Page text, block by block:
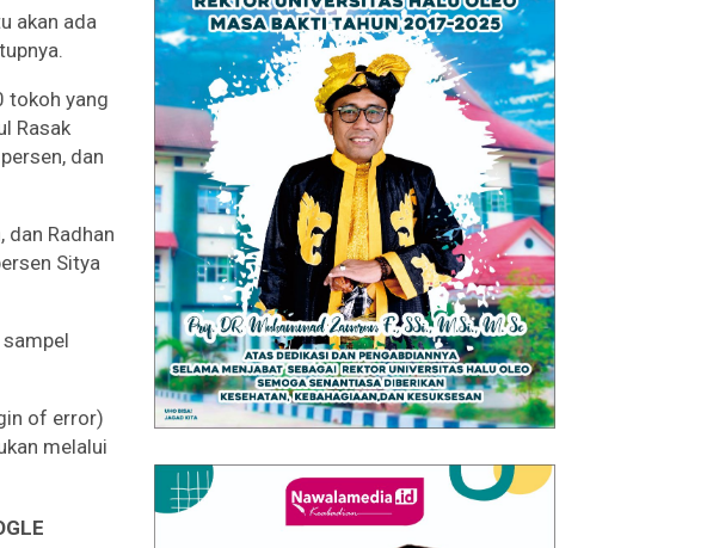
akan ada
tokoh yang
Rasak
dan
dan Radhan
Sitya
of error)
melalui